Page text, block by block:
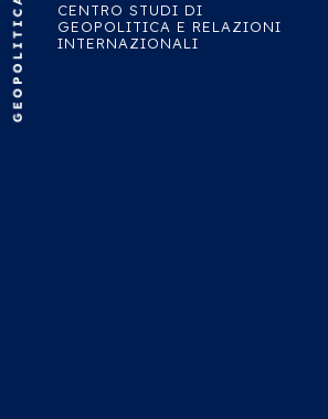
CENTRO STUDI DI
GEOPOLITICA E RELAZIONI
INTERNAZIONALI